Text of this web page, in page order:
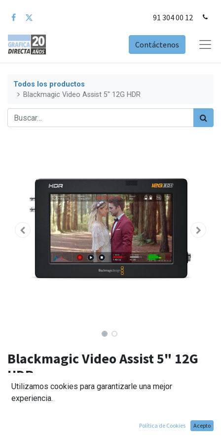
91 304 00 12
Contáctenos
Todos los productos
Blackmagic Video Assist 5" 12G HDR
Blackmagic Video Assist 5" 12G
HDR
515,00€
Utilizamos cookies para garantizarle una mejor
experiencia.
Política de Cookies Acepto